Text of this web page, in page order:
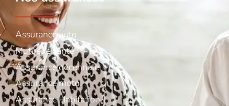
Assurance auto
Mutuelle santé
Assurance décennale
Assurance moto
Assurance Habitation